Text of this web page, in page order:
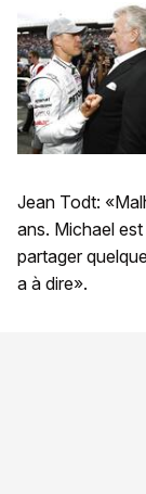
Jean Todt:
ans. Michael
partager
a à dire».